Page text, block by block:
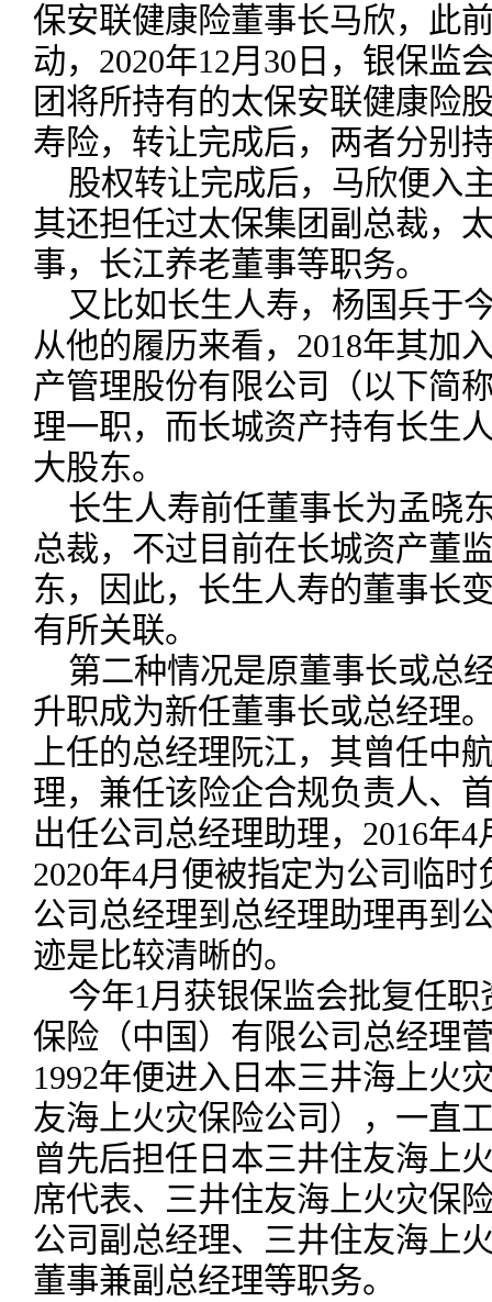
保安联健康险董事长马欣，此
动，2020年12月30日，银保监
团将所持有的太保安联健康险
寿险，转让完成后，两者分别
股权转让完成后，马欣便入
其还担任过太保集团副总裁，
事，长江养老董事等职务。
又比如长生人寿，杨国兵于
从他的履历来看，2018年其加
产管理股份有限公司（以下简
理一职，而长城资产持有长生
大股东。
长生人寿前任董事长为孟晓
总裁，不过目前在长城资产董
东，因此，长生人寿的董事长
有所关联。
第二种情况是原董事长或总
升职成为新任董事长或总经理
上任的总经理阮江，其曾任中
理，兼任该险企合规负责人、
出任公司总经理助理，2016年
2020年4月便被指定为公司临
公司总经理到总经理助理再到
迹是比较清晰的。
今年1月获银保监会批复任
保险（中国）有限公司总经理
1992年便进入日本三井海上火
友海上火灾保险公司），一直
曾先后担任日本三井住友海上
席代表、三井住友海上火灾保
公司副总经理、三井住友海上
董事兼副总经理等职务。